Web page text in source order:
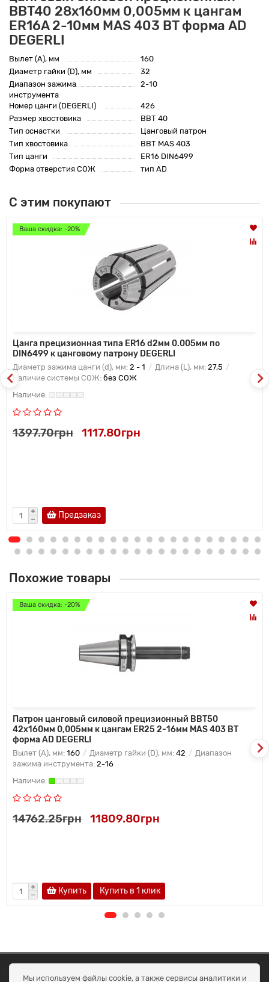
BBT40 28x160мм 0,005мм к цангам
ER16A 2-10мм MAS 403 BT форма AD
DEGERLI
Вылет (A), мм
160
Диаметр гайки (D), мм
32
Диапазон зажима
инструмента
2-10
Номер цанги (DEGERLI)
426
Размер хвостовика
BBT 40
Тип оснастки
Цанговый патрон
Тип хвостовика
BBT MAS 403
Тип цанги
ER16 DIN6499
Форма отверстия СОЖ
тип AD
С этим покупают
Ваша скидка: -20%
Цанга прецизионная типа ER16 d2мм 0.005мм по
DIN6499 к цанговому патрону DEGERLI
Диаметр зажима цанги (d), мм: 2 - 1 Длина (L), мм: 27,5
Наличие системы СОЖ: без СОЖ
1397.70грн 1117.80грн
Предзаказ
Похожие товары
Ваша скидка: -20%
Патрон цанговый силовой прецизионный BBT50
42x160мм 0,005мм к цангам ER25 2-16мм MAS 403 BT
форма AD DEGERLI
Вылет (A), мм: 160 Диаметр гайки (D), мм: 42
Диапазон
зажима инструмента: 2-16
14762.25грн 11809.80грн
Купить Купить в 1 клик
ОКЕАН ТРЕЙД
Договір публичної оферти
Мы используем файлы cookie, а также сервисы аналитики и